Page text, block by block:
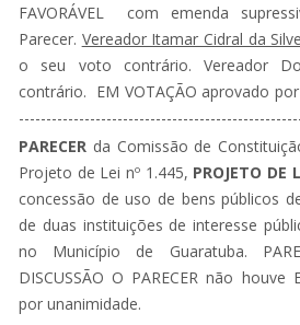
FAVORÁVEL com emenda
Parecer. Vereador Itamar Cidral da
o seu voto contrário. Vereador
contrário. EM VOTAÇÃO aprovado
PARECER da Comissão de
Projeto de Lei nº 1.445, PROJETO DE
concessão de uso de bens públicos
de duas instituições de interesse
no Município de Guaratuba.
DISCUSSÃO O PARECER não houve
por unanimidade.